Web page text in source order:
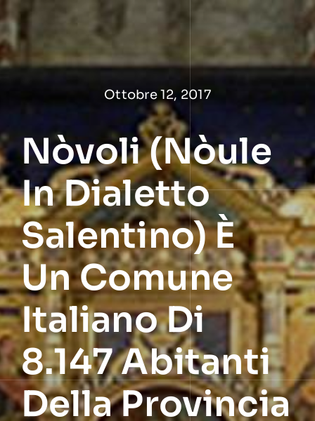
Salta
al
contenuto
Ottobre 12, 2017
Nòvoli (Nòule
In Dialetto
Salentino) È
Un Comune
Italiano Di
8.147 Abitanti
Della Provincia